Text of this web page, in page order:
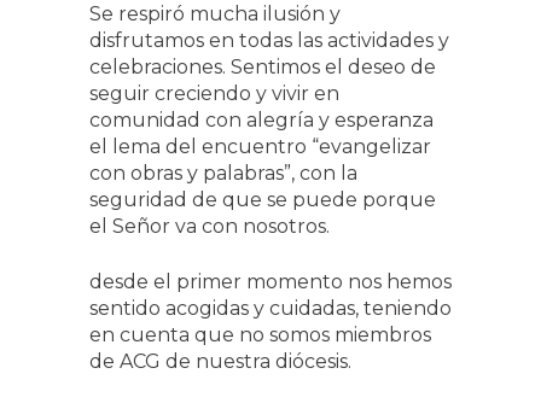
Se respiró mucha ilusión y
disfrutamos en todas las actividades y
celebraciones. Sentimos el deseo de
seguir creciendo y vivir en
comunidad con alegría y esperanza
el lema del encuentro “evangelizar
con obras y palabras”, con la
seguridad de que se puede porque
el Señor va con nosotros.
desde el primer momento nos hemos
sentido acogidas y cuidadas, teniendo
en cuenta que no somos miembros
de ACG de nuestra diócesis.